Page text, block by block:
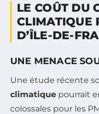
LE COÛT DU
CLIMATIQUE
D’ÎLE-DE-
UNE MENACE
Une étude récente
climatique pourrait
colossales pour les